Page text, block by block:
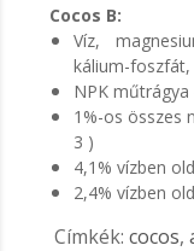
Cocos B:
Víz,
kálium-
NPK műtrágya
1%-os összes
3 )
4,1% vízben
2,4% vízben
Címkék: cocos,